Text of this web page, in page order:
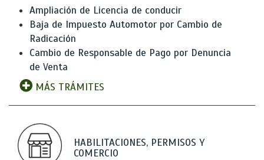
Ampliación de Licencia de conducir
Baja de Impuesto Automotor por Cambio de
Radicación
Cambio de Responsable de Pago por Denuncia
de Venta
MÁS TRÁMITES
HABILITACIONES, PERMISOS Y
COMERCIO